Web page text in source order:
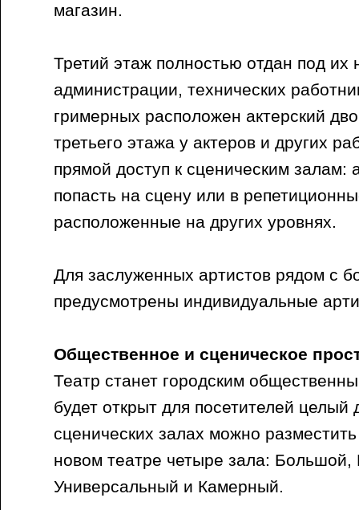
магазин.
Третий этаж полностью отдан под их
администрации, технических
гримерных расположен актерский
третьего этажа у актеров и других
прямой доступ к сценическим залам:
попасть на сцену или в
расположенные на других уровнях.
Для заслуженных артистов рядом с
предусмотрены индивидуальные
Общественное и сценическое
Театр станет городским
будет открыт для посетителей целый
сценических залах можно
новом театре четыре зала: Большой,
Универсальный и Камерный.